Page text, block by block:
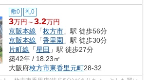
敷0 礼0
3万円～3.2万円
京阪本線 「枚方市 」駅 徒歩56分
京阪本線 「香里園 」駅 徒歩30分
片町線 「星田 」駅 徒歩27分
築42年 / 18.23㎡
大阪府枚方市東香里元町28-32